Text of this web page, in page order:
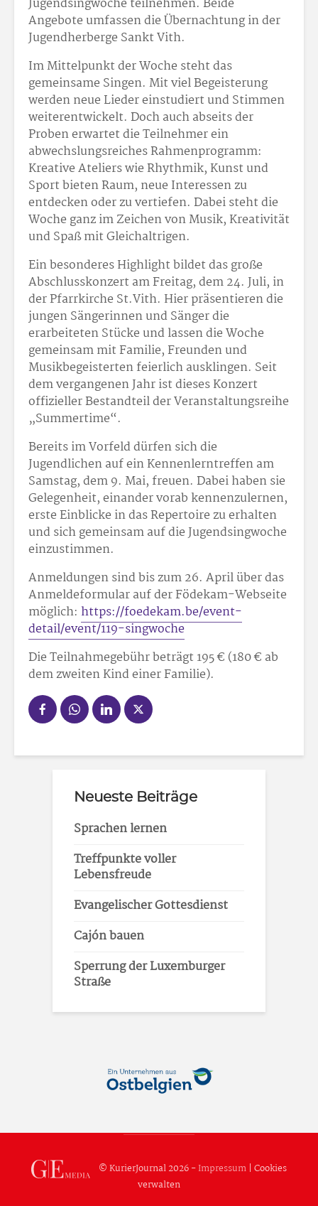
Angebote umfassen die Übernachtung in der
Jugendherberge Sankt Vith.
Im Mittelpunkt der Woche steht das
gemeinsame Singen. Mit viel Begeisterung
werden neue Lieder einstudiert und Stimmen
weiterentwickelt. Doch auch abseits der
Proben erwartet die Teilnehmer ein
abwechslungsreiches Rahmenprogramm:
Kreative Ateliers wie Rhythmik, Kunst und
Sport bieten Raum, neue Interessen zu
entdecken oder zu vertiefen. Dabei steht die
Woche ganz im Zeichen von Musik, Kreativität
und Spaß mit Gleichaltrigen.
Ein besonderes Highlight bildet das große
Abschlusskonzert am Freitag, dem 24. Juli, in
der Pfarrkirche St.Vith. Hier präsentieren die
jungen Sängerinnen und Sänger die
erarbeiteten Stücke und lassen die Woche
gemeinsam mit Familie, Freunden und
Musikbegeisterten feierlich ausklingen. Seit
dem vergangenen Jahr ist dieses Konzert
offizieller Bestandteil der Veranstaltungsreihe
„Summertime“.
Bereits im Vorfeld dürfen sich die
Jugendlichen auf ein Kennenlerntreffen am
Samstag, dem 9. Mai, freuen. Dabei haben sie
Gelegenheit, einander vorab kennenzulernen,
erste Einblicke in das Repertoire zu erhalten
und sich gemeinsam auf die Jugendsingwoche
einzustimmen.
Anmeldungen sind bis zum 26. April über das
Anmeldeformular auf der Födekam-Webseite
möglich: https://foedekam.be/event-
detail/event/119-singwoche
Die Teilnahmegebühr beträgt 195 € (180 € ab
dem zweiten Kind einer Familie).
Neueste Beiträge
Sprachen lernen
Treffpunkte voller
Lebensfreude
Evangelischer Gottesdienst
Cajón bauen
Sperrung der Luxemburger
Straße
© KurierJournal 2026 -Impressum| Cookies
verwalten